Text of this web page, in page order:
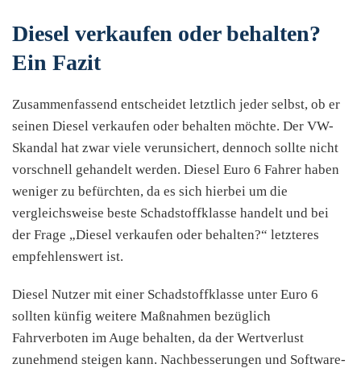
Diesel verkaufen oder behalten?
Ein Fazit
Zusammenfassend entscheidet letztlich jeder selbst, ob er
seinen Diesel verkaufen oder behalten möchte. Der VW-
Skandal hat zwar viele verunsichert, dennoch sollte nicht
vorschnell gehandelt werden. Diesel Euro 6 Fahrer haben
weniger zu befürchten, da es sich hierbei um die
vergleichsweise beste Schadstoffklasse handelt und bei
der Frage „Diesel verkaufen oder behalten?“ letzteres
empfehlenswert ist.
Diesel Nutzer mit einer Schadstoffklasse unter Euro 6
sollten künfig weitere Maßnahmen bezüglich
Fahrverboten im Auge behalten, da der Wertverlust
zunehmend steigen kann. Nachbesserungen und Software-